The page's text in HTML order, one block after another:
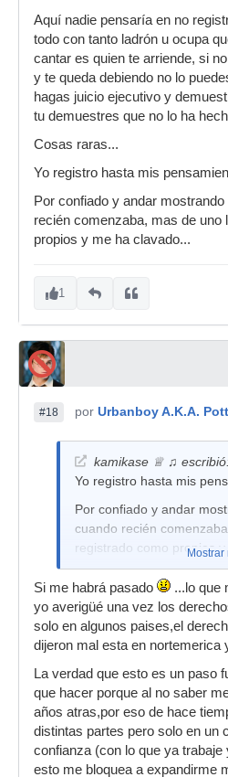
Aquí nadie pensaría en no
todo con tanto ladrón u ocupa
cantar es quien te arriende, si
y te queda debiendo no lo
hagas juicio ejecutivo y
tu demuestres que no lo ha
Cosas raras...
Yo registro hasta mis
Por confiado y andar
recién comenzaba, mas de uno
propios y me ha clavado...
1
#18 por Urbanboy A.K.A.
kamikase ♕ ♫
Yo registro hasta mis
Por confiado y andar
cuando recién
registrado como propios y
Mostrar
Si me habrá pasado
...lo que
yo averigüé una vez los
solo en algunos paises,el
dijeron mal esta en nortemerica
La verdad que esto es un paso
que hacer porque al no saber
años atras,por eso de hace
distintas partes pero solo en un
confianza (con lo que ya
esto me bloquea a expandirme